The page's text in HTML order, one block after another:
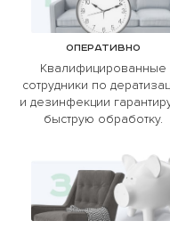
Оперативно
Квалифицированные
сотрудники по
и дезинфекции
быструю обработку.